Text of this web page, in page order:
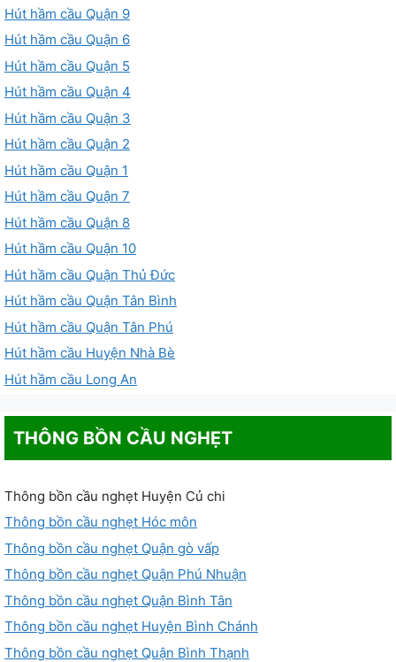
Hút hầm cầu Quận 9
Hút hầm cầu Quận 6
Hút hầm cầu Quận 5
Hút hầm cầu Quận 4
Hút hầm cầu Quận 3
Hút hầm cầu Quận 2
Hút hầm cầu Quận 1
Hút hầm cầu Quận 7
Hút hầm cầu Quận 8
Hút hầm cầu Quận 10
Hút hầm cầu Quận Thủ Đức
Hút hầm cầu Quận Tân Bình
Hút hầm cầu Quận Tân Phú
Hút hầm cầu Huyện Nhà Bè
Hút hầm cầu Long An
THÔNG BỒN CẦU NGHẸT
Thông bồn cầu nghẹt Huyện Củ chi
Thông bồn cầu nghẹt Hóc môn
Thông bồn cầu nghẹt Quận gò vấp
Thông bồn cầu nghẹt Quận Phú Nhuận
Thông bồn cầu nghẹt Quận Bình Tân
Thông bồn cầu nghẹt Huyện Bình Chánh
Thông bồn cầu nghẹt Quận Bình Thạnh